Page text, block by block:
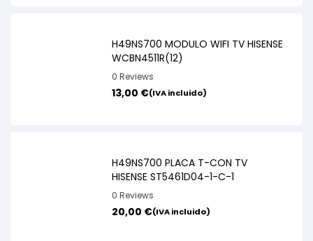
H49NS700 MODULO WIFI TV HISENSE
WCBN4511R(12)
0 Reviews
13,00 €(IVA incluido)
H49NS700 PLACA T-CON TV
HISENSE ST5461D04-1-C-1
0 Reviews
20,00 €(IVA incluido)